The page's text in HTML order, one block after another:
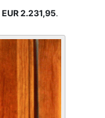
EUR 2.231,95.